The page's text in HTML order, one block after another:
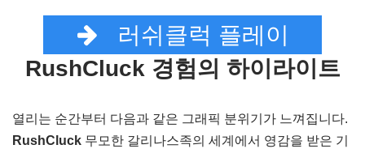
러쉬클럭 플레이
RushCluck 경험의 하이라이트
열리는 순간부터 다음과 같은 그래픽 분위기가 느껴집니다.
RushCluck 무모한 갈리나스족의 세계에서 영감을 받은 기